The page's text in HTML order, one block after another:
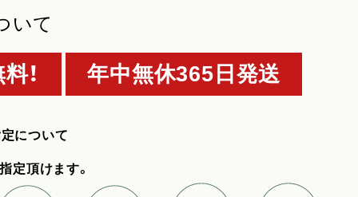
いて
！ 年中無休365日発送
について
定頂けます。